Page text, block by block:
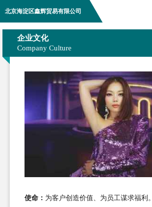
北京海淀区鑫辉贸易有限公司
企业文化
Company Culture
使命： 为客户创造价值、为员工谋求福利。